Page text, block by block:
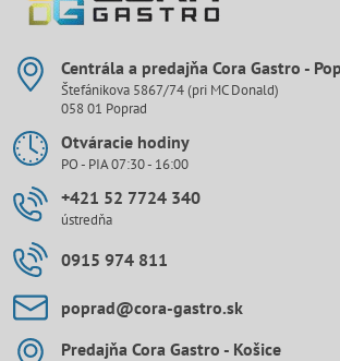
Centrála a predajňa Cora Gastro -
Štefánikova 5867/74 (pri MC Donald)
058 01 Poprad
Otváracie hodiny
PO - PIA 07:30 - 16:00
+421 52 7724 340
ústredňa
0915 974 811
poprad​@cora-gastro​.sk
Predajňa Cora Gastro - Košice